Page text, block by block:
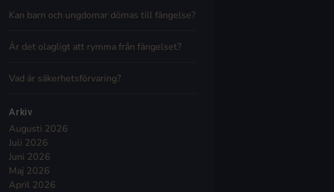
Kan barn och ungdomar dömas till fängelse?
Är det olagligt att rymma från fängelset?
Vad är säkerhetsförvaring?
Arkiv
Augusti 2026
Juli 2026
Juni 2026
Maj 2026
April 2026